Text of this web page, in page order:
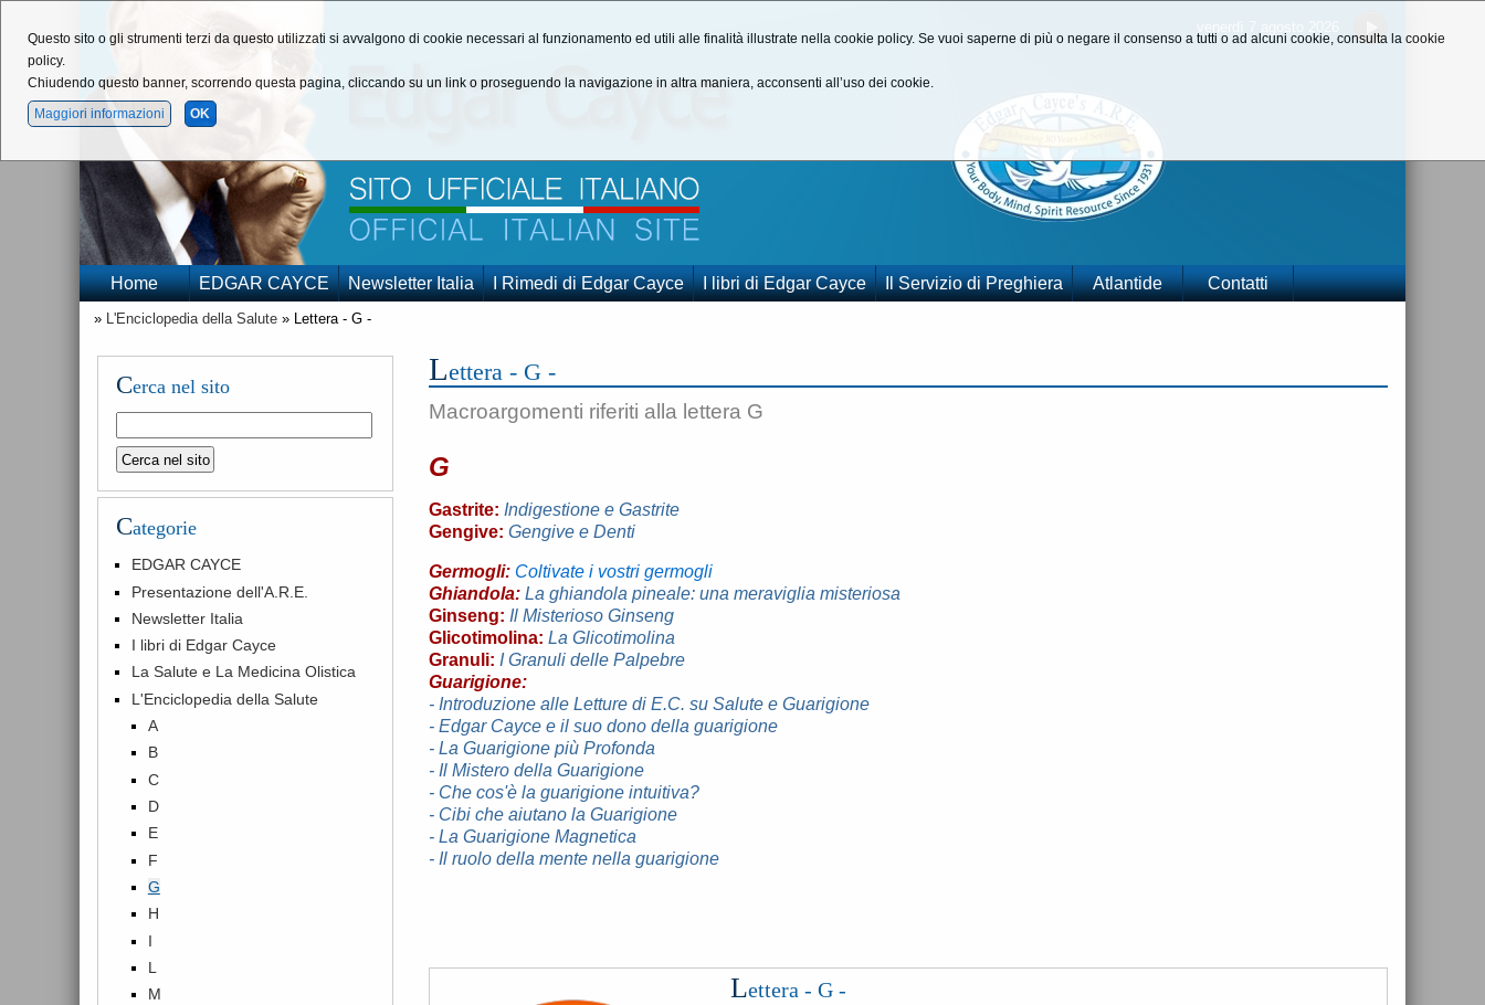
Home EDGAR CAYCE Newsletter Italia I Rimedi di Edgar Cayce I libri di Edgar Cayce Il Servizio di Preghiera Atlantide Contatti
» L'Enciclopedia della Salute » Lettera - G -
Lettera - G -
Macroargomenti riferiti alla lettera G
G
Gastrite: Indigestione e Gastrite
Gengive: Gengive e Denti
Germogli: Coltivate i vostri germogli
Ghiandola: La ghiandola pineale: una meraviglia misteriosa
Ginseng: Il Misterioso Ginseng
Glicotimolina: La Glicotimolina
Granuli: I Granuli delle Palpebre
Guarigione:
- Introduzione alle Letture di E.C. su Salute e Guarigione
- Edgar Cayce e il suo dono della guarigione
- La Guarigione più Profonda
- Il Mistero della Guarigione
- Che cos'è la guarigione intuitiva?
- Cibi che aiutano la Guarigione
- La Guarigione Magnetica
- Il ruolo della mente nella guarigione
Lettera - G -
Cerca nel sito
Categorie
EDGAR CAYCE
Presentazione dell'A.R.E.
Newsletter Italia
I libri di Edgar Cayce
La Salute e La Medicina Olistica
L'Enciclopedia della Salute
A
B
C
D
E
F
G
H
I
L
M
Questo sito o gli strumenti terzi da questo utilizzati si avvalgono di cookie necessari al funzionamento ed utili alle finalità illustrate nella cookie policy. Se vuoi saperne di più o negare il consenso a tutti o ad alcuni cookie, consulta la cookie
policy.
Chiudendo questo banner, scorrendo questa pagina, cliccando su un link o proseguendo la navigazione in altra maniera, acconsenti all’uso dei cookie.
Maggiori informazioni
OK